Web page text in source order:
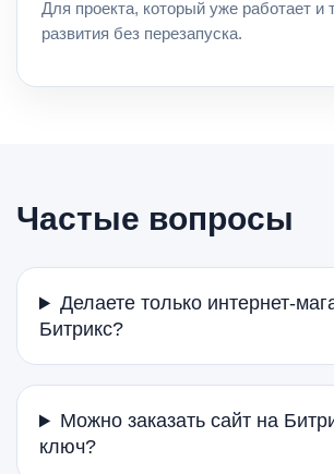
Для проекта, который уже работает и
развития без перезапуска.
Частые вопросы
Делаете только интернет-
Битрикс?
Можно заказать сайт на
ключ?